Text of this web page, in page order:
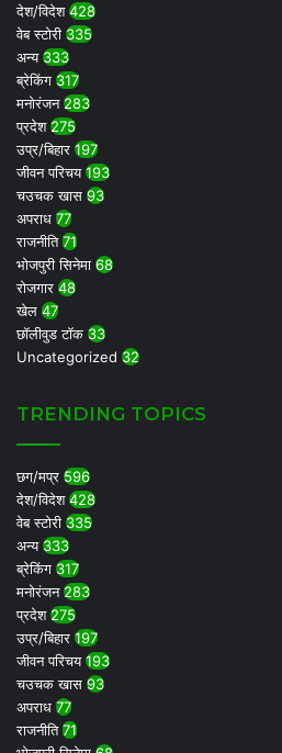
देश/विदेश 428
वेब स्टोरी 335
अन्य 333
ब्रेकिंग 317
मनोरंजन 283
प्रदेश 275
उप्र/बिहार 197
जीवन परिचय 193
चउचक खास 93
अपराध 77
राजनीति 71
भोजपुरी सिनेमा 68
रोजगार 48
खेल 47
छॉलीवुड टॉक 33
Uncategorized 32
TRENDING TOPICS
छग/मप्र 596
देश/विदेश 428
वेब स्टोरी 335
अन्य 333
ब्रेकिंग 317
मनोरंजन 283
प्रदेश 275
उप्र/बिहार 197
जीवन परिचय 193
चउचक खास 93
अपराध 77
राजनीति 71